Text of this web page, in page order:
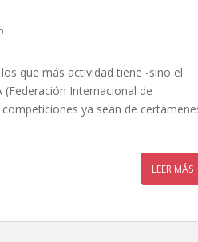
que más actividad tiene -sino el
Internacional de
ya sean de
LEER MÁS